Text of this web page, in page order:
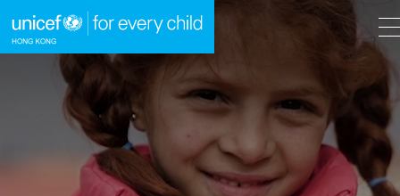
跳到內容（按回車鍵）
A A 繁